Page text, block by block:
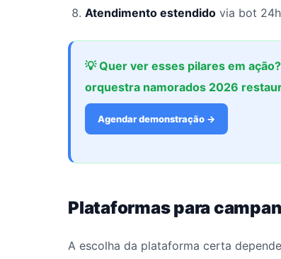
Atendimento estendido via bot
💡 Quer ver esses pilares em ação?
orquestra namorados 2026
Agendar demonstração →
Plataformas para
A escolha da plataforma certa